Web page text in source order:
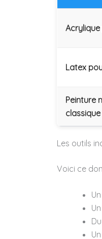
Latex
Peinture
classique
Les outils
Voici ce
Un
Un
Du
Un